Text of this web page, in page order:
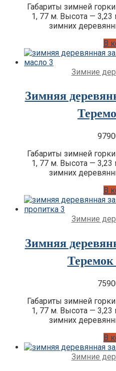
Габариты зимней
1, 77 м. Высота —
зимних
В
Зимние
Зимняя
Габариты зимней
1, 77 м. Высота —
зимних
В
Зимние
Зимняя
Габариты зимней
1, 77 м. Высота —
зимних
В
Зимние